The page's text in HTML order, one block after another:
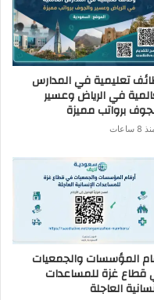
تعليمية في المدارس
في الرياض وعسير
برواتب مميزة
8 ساعات
المؤسسات والجمعيات
قطاع غزة للمساعدات
العاجلة